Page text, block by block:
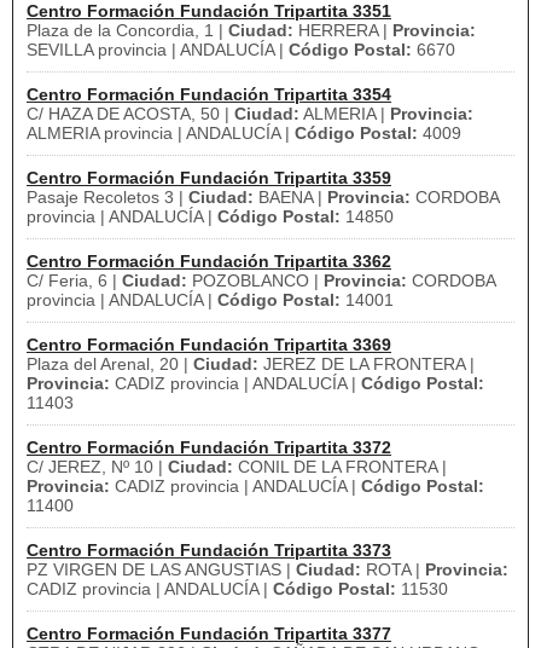
Centro Formación Fundación Tripartita 3351
Plaza de la Concordia, 1 | Ciudad: HERRERA | Provincia:
SEVILLA provincia | ANDALUCÍA | Código Postal: 6670
Centro Formación Fundación Tripartita 3354
C/ HAZA DE ACOSTA, 50 | Ciudad: ALMERIA | Provincia:
ALMERIA provincia | ANDALUCÍA | Código Postal: 4009
Centro Formación Fundación Tripartita 3359
Pasaje Recoletos 3 | Ciudad: BAENA | Provincia: CORDOBA
provincia | ANDALUCÍA | Código Postal: 14850
Centro Formación Fundación Tripartita 3362
C/ Feria, 6 | Ciudad: POZOBLANCO | Provincia: CORDOBA
provincia | ANDALUCÍA | Código Postal: 14001
Centro Formación Fundación Tripartita 3369
Plaza del Arenal, 20 | Ciudad: JEREZ DE LA FRONTERA |
Provincia: CADIZ provincia | ANDALUCÍA | Código Postal:
11403
Centro Formación Fundación Tripartita 3372
C/ JEREZ, Nº 10 | Ciudad: CONIL DE LA FRONTERA |
Provincia: CADIZ provincia | ANDALUCÍA | Código Postal:
11400
Centro Formación Fundación Tripartita 3373
PZ VIRGEN DE LAS ANGUSTIAS | Ciudad: ROTA | Provincia:
CADIZ provincia | ANDALUCÍA | Código Postal: 11530
Centro Formación Fundación Tripartita 3377